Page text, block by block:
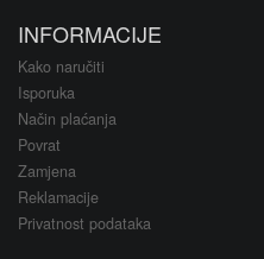
INFORMACIJE
Kako naručiti
Isporuka
Način plaćanja
Povrat
Zamjena
Reklamacije
Privatnost podataka